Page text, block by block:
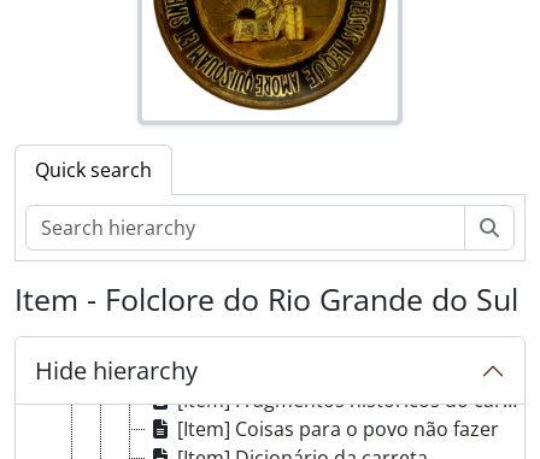
Quick search
Item - Folclore do Rio Grande do Sul
Hide hierarchy
[Item] Chimarrão
[Item] História do município de Caçapava do Sul
[Item] A villa da Serra
[Item] A cidade de Cruz Alta
[Item] A volta do gaucho Fausto Aguirre
[Item] Contos Gauchescos e Lendas do Sul
[Item] Lendas do Sul
[Item] Cozinhando os sabores do Rio Grande
[Item] Mandioca e Açucar
[Item] Aspectos da Culinária Gaucha
[Item] As aves no folclore do Rio Grande do Sul
[Item] Fragmentos históricos do carnaval de Porto Alegre
[Item] Coisas para o povo não fazer